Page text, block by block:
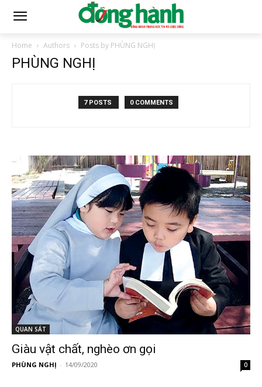
Home Authors Posts by PHÙNG NGHỊ
PHÙNG NGHỊ
7 POSTS 0 COMMENTS
QUAN SÁT
Giàu vật chất, nghèo ơn gọi
PHÙNG NGHỊ - 14/09/2020 0